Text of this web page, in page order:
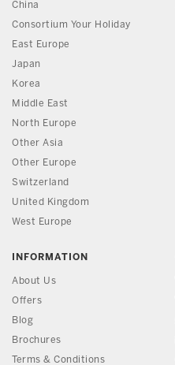
China
Consortium Your Holiday
East Europe
Japan
Korea
Middle East
North Europe
Other Asia
Other Europe
Switzerland
United Kingdom
West Europe
INFORMATION
About Us
Offers
Blog
Brochures
Terms & Conditions